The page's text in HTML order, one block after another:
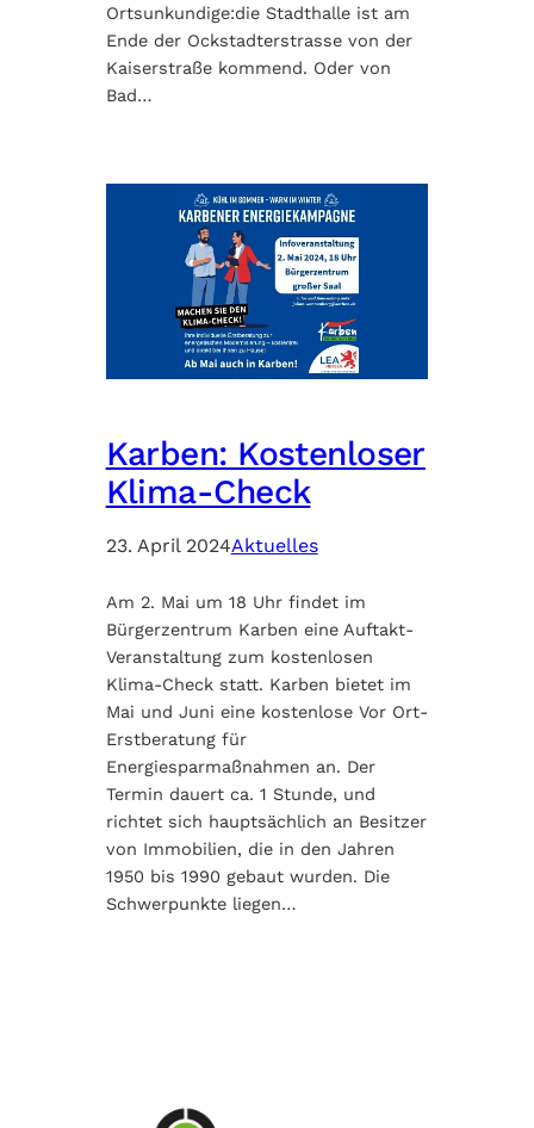
Ortsunkundige:die Stadthalle ist am
Ende der Ockstadterstrasse von der
Kaiserstraße kommend. Oder von
Bad…
Karben: Kostenloser
Klima-Check
23. April 2024Aktuelles
Am 2. Mai um 18 Uhr findet im
Bürgerzentrum Karben eine Auftakt-
Veranstaltung zum kostenlosen
Klima-Check statt. Karben bietet im
Mai und Juni eine kostenlose Vor Ort-
Erstberatung für
Energiesparmaßnahmen an. Der
Termin dauert ca. 1 Stunde, und
richtet sich hauptsächlich an Besitzer
von Immobilien, die in den Jahren
1950 bis 1990 gebaut wurden. Die
Schwerpunkte liegen…